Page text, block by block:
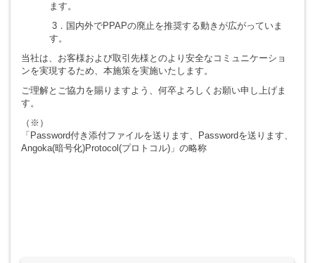
ます。
3．国内外でPPAPの廃止を推奨する動きが広がっていま
す。
当社は、お客様および取引先様とのより安全なコミュニケーショ
ンを実現するため、本施策を実施いたします。
ご理解とご協力を賜りますよう、何卒よろしくお願い申し上げま
す。
（※）
「Password付き添付ファイルを送ります、Passwordを送ります、
Angoka(暗号化)Protocol(プロトコル)」の略称